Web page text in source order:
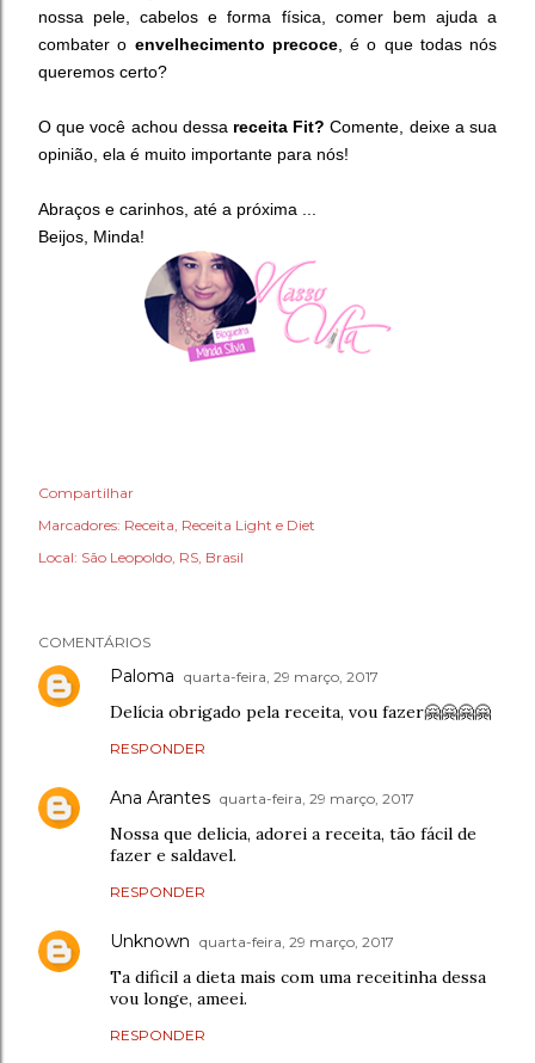
nossa pele, cabelos e forma física, comer bem ajuda a
combater o envelhecimento precoce, é o que todas nós
queremos certo?
O que você achou dessa receita Fit? Comente, deixe a sua
opinião, ela é muito importante para nós!
Abraços e carinhos, até a próxima ...
Beijos, Minda!
Compartilhar
Marcadores: Receita Receita Light e Diet
Local: São Leopoldo, RS, Brasil
COMENTÁRIOS
Paloma quarta-feira, 29 março, 2017
Delícia obrigado pela receita, vou fazer🤗🤗🤗🤗
RESPONDER
Ana Arantes quarta-feira, 29 março, 2017
Nossa que delicia, adorei a receita, tão fácil de
fazer e saldavel.
RESPONDER
Unknown quarta-feira, 29 março, 2017
Ta dificil a dieta mais com uma receitinha dessa
vou longe, ameei.
RESPONDER